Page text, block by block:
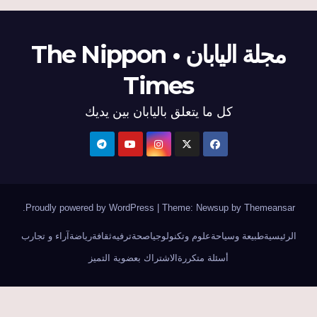
مجلة اليابان • The Nippon
Times
كل ما يتعلق باليابان بين يديك
Proudly powered by WordPress Theme: Newsup by Themeansar
الرئيسيةطبيعة وسياحةعلوم وتكنولوجياصحةترفيهثقافةرياضة آراء و تجارب
أسئلة متكررة الاشتراك بعضوية التميز